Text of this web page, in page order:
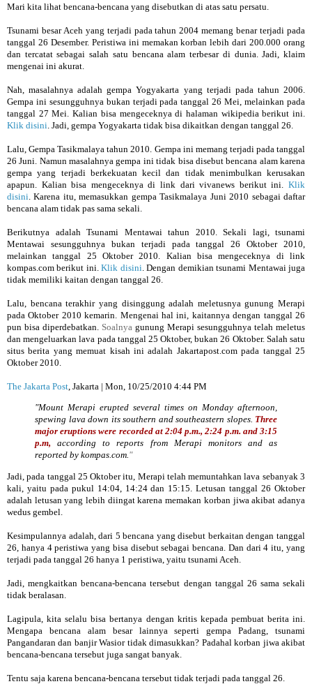
Mari kita lihat bencana-bencana yang disebutkan di atas satu persatu.
Tsunami besar Aceh yang terjadi pada tahun 2004 memang benar terjadi pada
tanggal 26 Desember. Peristiwa ini memakan korban lebih dari 200.000 orang
dan tercatat sebagai salah satu bencana alam terbesar di dunia. Jadi, klaim
mengenai ini akurat.
Nah, masalahnya adalah gempa Yogyakarta yang terjadi pada tahun 2006.
Gempa ini sesungguhnya bukan terjadi pada tanggal 26 Mei, melainkan pada
tanggal 27 Mei. Kalian bisa mengeceknya di halaman wikipedia berikut ini.
Klik disini . Jadi, gempa Yogyakarta tidak bisa dikaitkan dengan tanggal 26.
Lalu, Gempa Tasikmalaya tahun 2010. Gempa ini memang terjadi pada tanggal
26 Juni. Namun masalahnya gempa ini tidak bisa disebut bencana alam karena
gempa yang terjadi berkekuatan kecil dan tidak menimbulkan kerusakan
apapun. Kalian bisa mengeceknya di link dari vivanews berikut ini. Klik
disini . Karena itu, memasukkan gempa Tasikmalaya Juni 2010 sebagai daftar
bencana alam tidak pas sama sekali.
Berikutnya adalah Tsunami Mentawai tahun 2010. Sekali lagi, tsunami
Mentawai sesungguhnya bukan terjadi pada tanggal 26 Oktober 2010,
melainkan tanggal 25 Oktober 2010. Kalian bisa mengeceknya di link
kompas.com berikut ini.Klik disini . Dengan demikian tsunami Mentawai juga
tidak memiliki kaitan dengan tanggal 26.
Lalu, bencana terakhir yang disinggung adalah meletusnya gunung Merapi
pada Oktober 2010 kemarin. Mengenai hal ini, kaitannya dengan tanggal 26
pun bisa diperdebatkan. Soalnya gunung Merapi sesungguhnya telah meletus
dan mengeluarkan lava pada tanggal 25 Oktober, bukan 26 Oktober. Salah satu
situs berita yang memuat kisah ini adalah Jakartapost.com pada tanggal 25
Oktober 2010.
The Jakarta Post , Jakarta | Mon, 10/25/2010 4:44 PM
"Mount Merapi erupted several times on Monday afternoon,
spewing lava down its southern and southeastern slopes. Three
major eruptions were recorded at 2:04 p.m., 2:24 p.m. and 3:15
p.m,according to reports from Merapi monitors and as
reported by kompas.com."
Jadi, pada tanggal 25 Oktober itu, Merapi telah memuntahkan lava sebanyak 3
kali, yaitu pada pukul 14:04, 14:24 dan 15:15. Letusan tanggal 26 Oktober
adalah letusan yang lebih diingat karena memakan korban jiwa akibat adanya
wedus gembel.
Kesimpulannya adalah, dari 5 bencana yang disebut berkaitan dengan tanggal
26, hanya 4 peristiwa yang bisa disebut sebagai bencana. Dan dari 4 itu, yang
terjadi pada tanggal 26 hanya 1 peristiwa, yaitu tsunami Aceh.
Jadi, mengkaitkan bencana-bencana tersebut dengan tanggal 26 sama sekali
tidak beralasan.
Lagipula, kita selalu bisa bertanya dengan kritis kepada pembuat berita ini.
Mengapa bencana alam besar lainnya seperti gempa Padang, tsunami
Pangandaran dan banjir Wasior tidak dimasukkan? Padahal korban jiwa akibat
bencana-bencana tersebut juga sangat banyak.
Tentu saja karena bencana-bencana tersebut tidak terjadi pada tanggal 26.